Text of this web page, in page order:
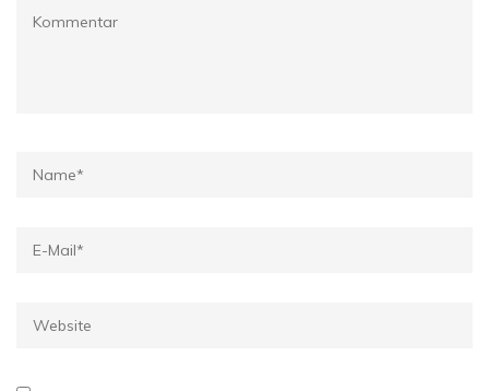
Kommentar
Name*
E-
Website